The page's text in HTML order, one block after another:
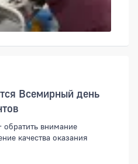
Всемирный день
обратить внимание
качества оказания